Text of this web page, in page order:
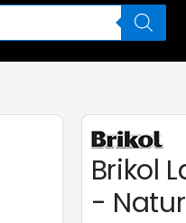
Brikol
-